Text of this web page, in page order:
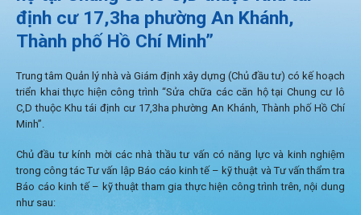
định cư 17,3ha phường An Khánh,
Thành phố Hồ Chí Minh”
Trung tâm Quản lý nhà và Giám định xây dựng (Chủ đầu tư) có kế hoạch
triển khai thực hiện công trình “Sửa chữa các căn hộ tại Chung cư lô
C,D thuộc Khu tái định cư 17,3ha phường An Khánh, Thành phố Hồ Chí
Minh”.
Chủ đầu tư kính mời các nhà thầu tư vấn có năng lực và kinh nghiệm
trong công tác Tư vấn lập Báo cáo kinh tế – kỹ thuật và Tư vấn thẩm tra
Báo cáo kinh tế – kỹ thuật tham gia thực hiện công trình trên, nội dung
như sau: